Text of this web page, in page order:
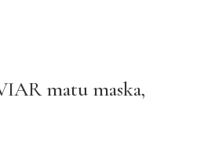
matu maska,